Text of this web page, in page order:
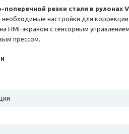
резки стали в рулонах
настройки для
HMI-экраном с сенсорным
прессом.